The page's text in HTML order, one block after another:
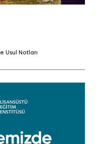
Usul Notları